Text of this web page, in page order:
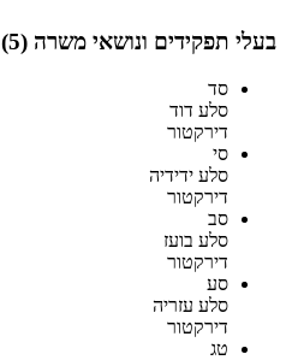
בעלי תפקידים ונושאי משרה (5
)
סד
סלע דוד
דירקטור
סי
סלע ידידיה
דירקטור
סב
סלע בועז
דירקטור
סע
סלע עזריה
דירקטור
טג